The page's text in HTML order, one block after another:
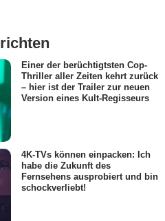
Einer der berüchtigtsten Cop-
Thriller aller Zeiten kehrt zurück
– hier ist der Trailer zur neuen
Version eines Kult-Regisseurs
4K-TVs können einpacken: Ich
habe die Zukunft des
Fernsehens ausprobiert und bin
schockverliebt!